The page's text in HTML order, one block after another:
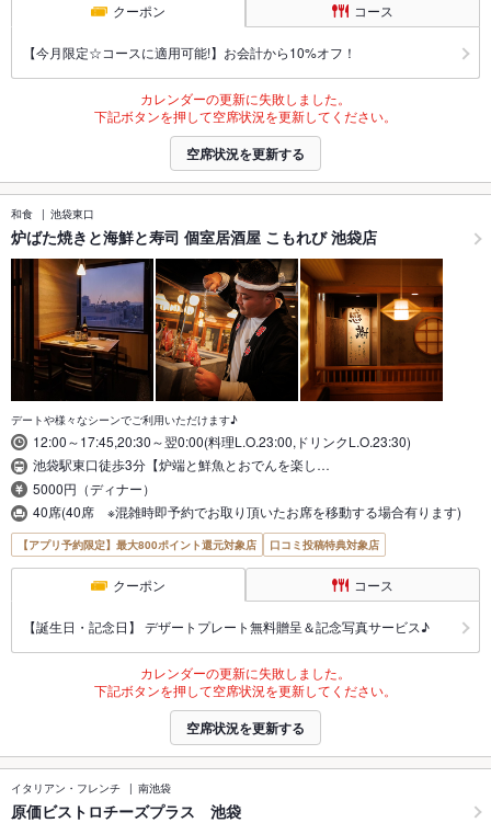
クーポン コース
【今月限定☆コースに適用可能!】お会計から10%オフ！
カレンダーの更新に失敗しました。
下記ボタンを押して空席状況を更新してください。
空席状況を更新する
和食 池袋東口
炉ばた焼きと海鮮と寿司 個室居酒屋 こもれび 池袋店
デートや様々なシーンでご利用いただけます♪
12:00～17:45,20:30～翌0:00(料理L.O.23:00,ドリンクL.O.23:30)
池袋駅東口徒歩3分【炉端と鮮魚とおでんを楽し…
5000円（ディナー）
40席(40席 ※混雑時即予約でお取り頂いたお席を移動する場合有ります)
【アプリ予約限定】最大800ポイント還元対象店 口コミ投稿特典対象店
クーポン コース
【誕生日・記念日】 デザートプレート無料贈呈＆記念写真サービス♪
カレンダーの更新に失敗しました。
下記ボタンを押して空席状況を更新してください。
空席状況を更新する
イタリアン・フレンチ 南池袋
原価ビストロチーズプラス 池袋